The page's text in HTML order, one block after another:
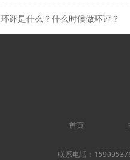
环评是什么？什么时候做环评？
首页
联系电话：